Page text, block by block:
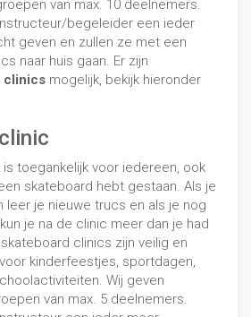
van max. 10 deelnemers.
begeleider een ieder
geven en zullen ze met een
naar huis gaan. Er zijn
clinics mogelijk, bekijk hieronder
is toegankelijk voor iedereen, ook
skateboard hebt gestaan. Als je
leer je nieuwe trucs en als je nog
je na de clinic meer dan je had
clinics zijn veilig en
kinderfeestjes, sportdagen,
Wij geven
van max. 5 deelnemers.